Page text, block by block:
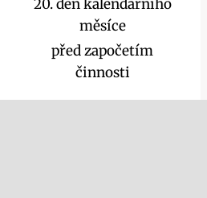
20. den kalendářního
měsíce
před započetím
činnosti